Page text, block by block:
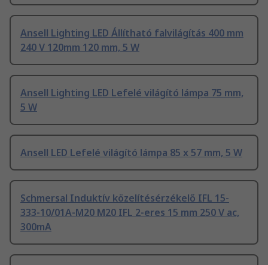
Ansell Lighting LED Állítható falvilágítás 400 mm
240 V 120mm 120 mm, 5 W
Ansell Lighting LED Lefelé világító lámpa 75 mm,
5 W
Ansell LED Lefelé világító lámpa 85 x 57 mm, 5 W
Schmersal Induktív közelítésérzékelő IFL 15-
333-10/01A-M20 M20 IFL 2-eres 15 mm 250 V ac,
300mA